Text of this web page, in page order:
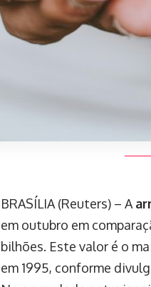
BRASÍLIA (Reuters) – A
em outubro em
bilhões. Este valor é o
em 1995, conforme